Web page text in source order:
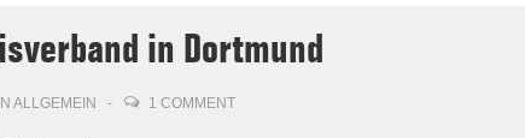
in Dortmund
ALLGEMEIN 1 COMMENT